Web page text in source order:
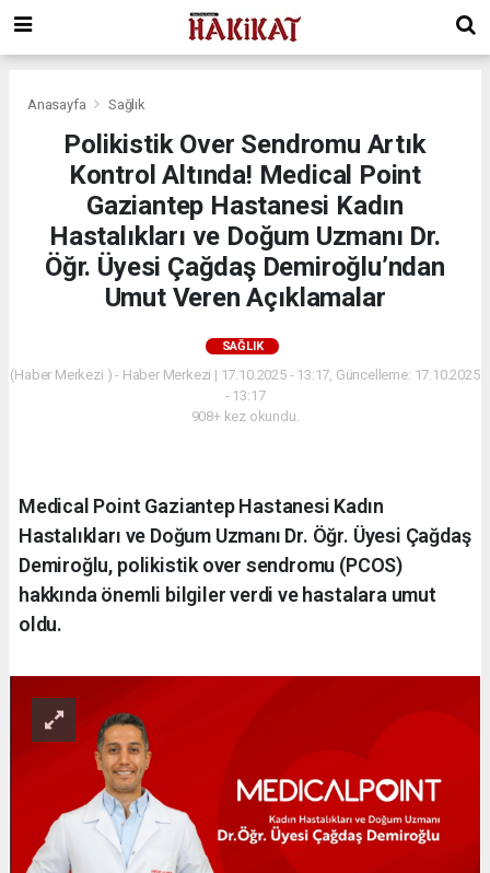
Anasayfa Sağlık
Polikistik Over Sendromu Artık
Kontrol Altında! Medical Point
Gaziantep Hastanesi Kadın
Hastalıkları ve Doğum Uzmanı Dr.
Öğr. Üyesi Çağdaş Demiroğlu’ndan
Umut Veren Açıklamalar
SAĞLIK
(Haber Merkezi ) - Haber Merkezi | 17.10.2025 - 13:17, Güncelleme: 17.10.2025
- 13:17
908+ kez okundu.
Medical Point Gaziantep Hastanesi Kadın
Hastalıkları ve Doğum Uzmanı Dr. Öğr. Üyesi Çağdaş
Demiroğlu, polikistik over sendromu (PCOS)
hakkında önemli bilgiler verdi ve hastalara umut
oldu.